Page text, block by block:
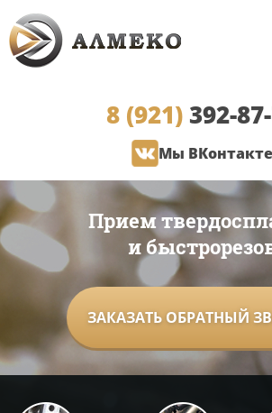
8 (921)392-
Мы ВКонтакте
Прием
и
ЗАКАЗАТЬ ОБРАТНЫЙ